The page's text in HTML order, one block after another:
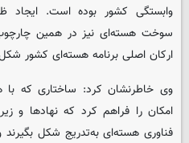
وابستگی کشور بوده است.
سوخت هسته‌ای نیز در همین
ارکان اصلی برنامه هسته‌ای کشور
وی خاطرنشان کرد: ساختاری که با
امکان را فراهم کرد که نهادها و
فناوری هسته‌ای به‌تدریج شکل